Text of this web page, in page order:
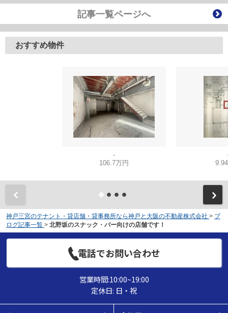
記事一覧ページへ
おすすめ物件
-
106.7万円
神戸三宮のテナント・貸店舗・貸事務所なら神戸と大阪の不動産株式会社 > ブ
ログ記事一覧 > 北野坂のスナック・バー向けの店舗です！
電話でお問い合わせ
営業時間:10:00~19:00
定休日: 日・祝